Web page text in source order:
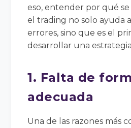
eso, entender por qué
el trading no solo ayuda
errores, sino que es el
desarrollar una
1. Falta de
adecuada
Una de las razones más